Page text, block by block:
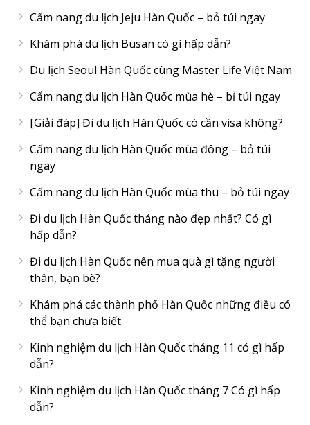
Cẩm nang du lịch Jeju Hàn Quốc – bỏ túi ngay
Khám phá du lịch Busan có gì hấp dẫn?
Du lịch Seoul Hàn Quốc cùng Master Life Việt Nam
Cẩm nang du lịch Hàn Quốc mùa hè – bỉ túi ngay
[Giải đáp] Đi du lịch Hàn Quốc có cần visa không?
Cẩm nang du lịch Hàn Quốc mùa đông – bỏ túi
ngay
Cẩm nang du lịch Hàn Quốc mùa thu – bỏ túi ngay
Đi du lịch Hàn Quốc tháng nào đẹp nhất? Có gì
hấp dẫn?
Đi du lịch Hàn Quốc nên mua quà gì tặng người
thân, bạn bè?
Khám phá các thành phố Hàn Quốc những điều có
thể bạn chưa biết
Kinh nghiệm du lịch Hàn Quốc tháng 11 có gì hấp
dẫn?
Kinh nghiệm du lịch Hàn Quốc tháng 7 Có gì hấp
dẫn?